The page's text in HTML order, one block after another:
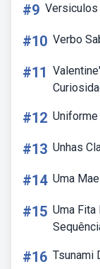
#9 Versiculos
#10 Verbo
#11
#12
#13 Unhas
#14 Uma
#15 Uma Fita
#16 Tsunami